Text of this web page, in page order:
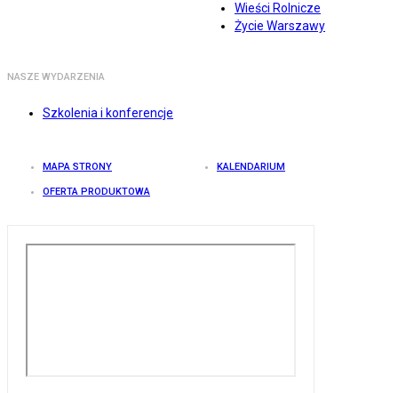
Wieści Rolnicze
Życie Warszawy
NASZE WYDARZENIA
Szkolenia i konferencje
MAPA STRONY KALENDARIUM
OFERTA PRODUKTOWA